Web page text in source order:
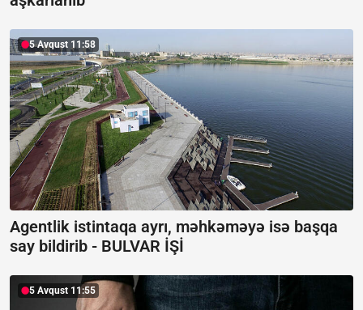
5 Avqust 11:58
Agentlik istintaqa ayrı, məhkəməyə isə başqa
say bildirib - BULVAR İŞİ
5 Avqust 11:55